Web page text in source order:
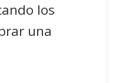
los
una